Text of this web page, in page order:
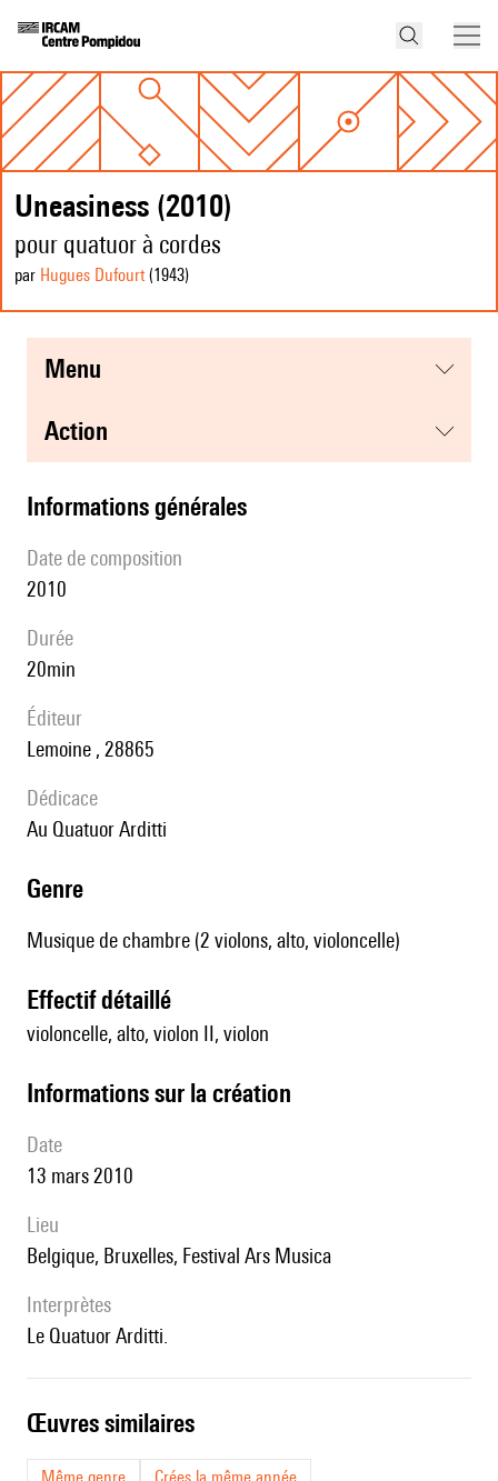
Uneasiness (2010)
pour quatuor à cordes
par Hugues Dufourt(1943)
menu
action
informations générales
date de composition
2010
durée
20min
éditeur
Lemoine , 28865
Dédicace
au Quatuor Arditti
genre
Musique de chambre (2 violons, alto, violoncelle)
effectif détaillé
violoncelle, alto, violon II, violon
informations sur la création
date
13 mars 2010
lieu
Belgique, Bruxelles, Festival Ars Musica
interprètes
le Quatuor Arditti.
œuvres similaires